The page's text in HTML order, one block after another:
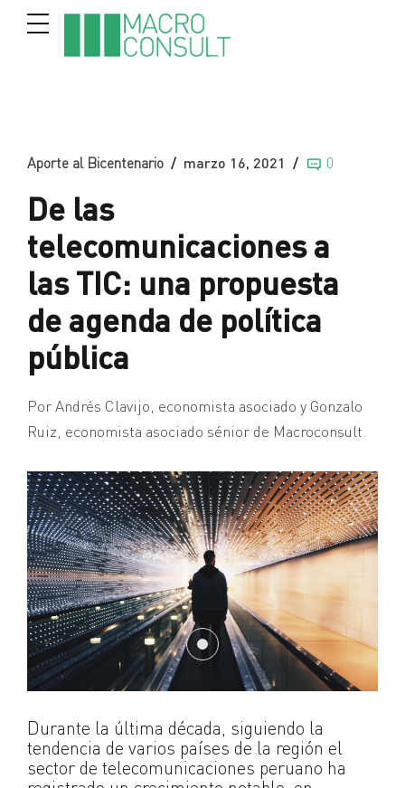
Aporte al Bicentenario marzo 16, 2021 0
De las
telecomunicaciones a
las TIC: una propuesta
de agenda de política
pública
Por Andrés Clavijo, economista asociado y Gonzalo
Ruiz, economista asociado sénior de Macroconsult.
Durante la última década, siguiendo la
tendencia de varios países de la región el
sector de telecomunicaciones peruano ha